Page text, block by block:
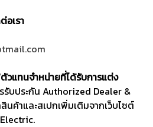
อเรา
วแทนจำหน่ายที่ได้รับการแต่ง
บประกัน Authorized Dealer &
ค้าและสเปกเพิ่มเติมจากเว็บไซต์